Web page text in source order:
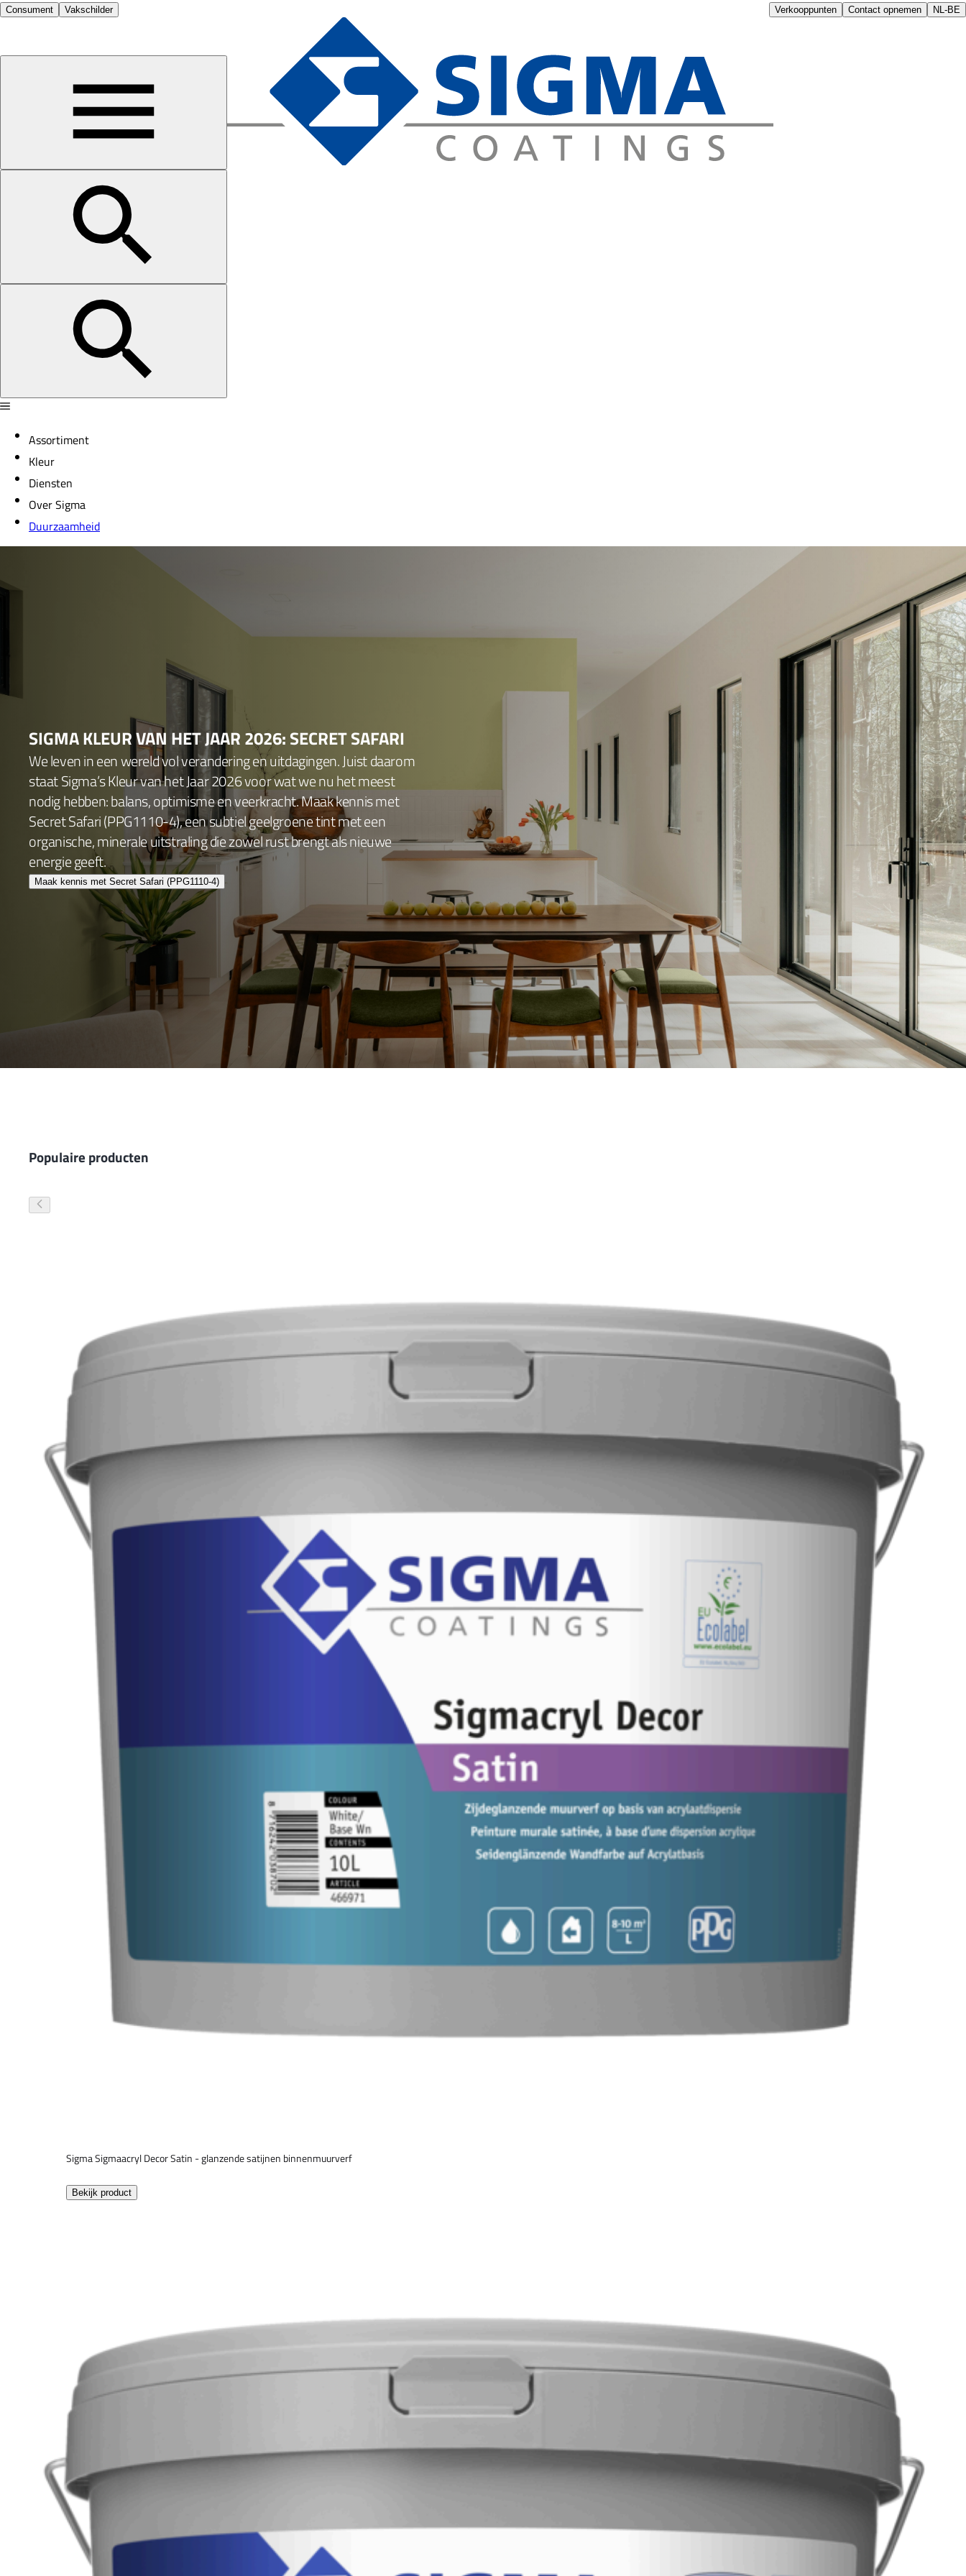
Consument Vakschilder Verkooppunten Contact opnemen NL-BE
Assortiment
Kleur
Diensten
Over Sigma
Duurzaamheid
SIGMA KLEUR VAN HET JAAR 2026: SECRET SAFARI
We leven in een wereld vol verandering en uitdagingen. Juist daarom
staat Sigma’s Kleur van het Jaar 2026 voor wat we nu het meest
nodig hebben: balans, optimisme en veerkracht. Maak kennis met
Secret Safari (PPG1110-4), een subtiel geelgroene tint met een
organische, minerale uitstraling die zowel rust brengt als nieuwe
energie geeft.
Maak kennis met Secret Safari (PPG1110-4)
Populaire producten
Sigma Sigmaacryl Decor Satin - glanzende satijnen binnenmuurverf
Bekijk product